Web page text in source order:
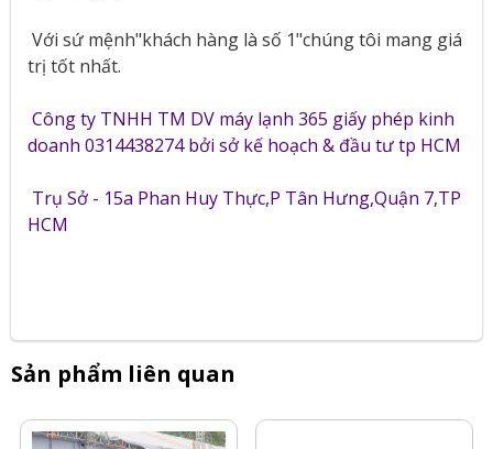
Với sứ mệnh"khách hàng là số 1"chúng tôi mang giá
trị tốt nhất.
Công ty TNHH TM DV máy lạnh 365 giấy phép kinh
doanh 0314438274 bởi sở kế hoạch & đầu tư tp HCM
Trụ Sở - 15a Phan Huy Thực,P Tân Hưng,Quận 7,TP
HCM
Sản phẩm liên quan